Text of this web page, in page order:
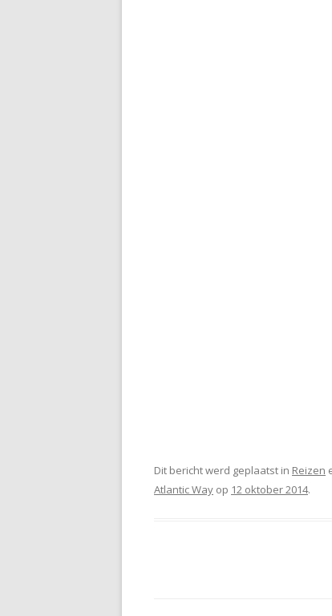
Dit bericht werd geplaatst in Reizen
Atlantic Way op 12 oktober 2014.